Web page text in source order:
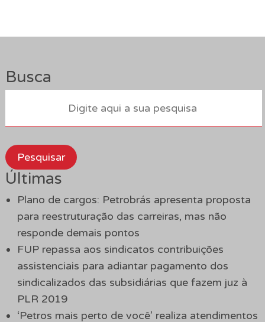
Busca
Pesquisar
Últimas
Plano de cargos: Petrobrás apresenta proposta
para reestruturação das carreiras, mas não
responde demais pontos
FUP repassa aos sindicatos contribuições
assistenciais para adiantar pagamento dos
sindicalizados das subsidiárias que fazem juz à
PLR 2019
‘Petros mais perto de você’ realiza atendimentos